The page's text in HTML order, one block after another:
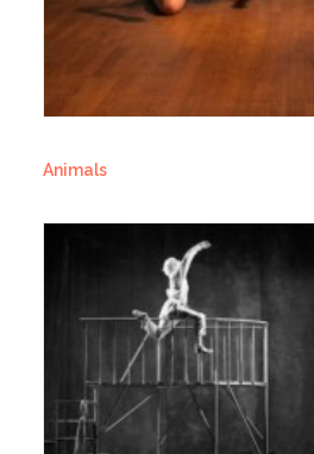
Animals